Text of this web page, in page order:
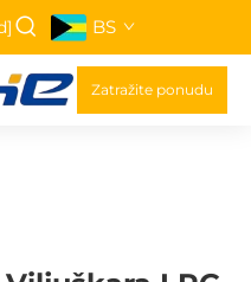
BS
Zatražite ponudu